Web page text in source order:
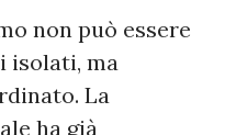
non può essere
isolati, ma
La
ha già